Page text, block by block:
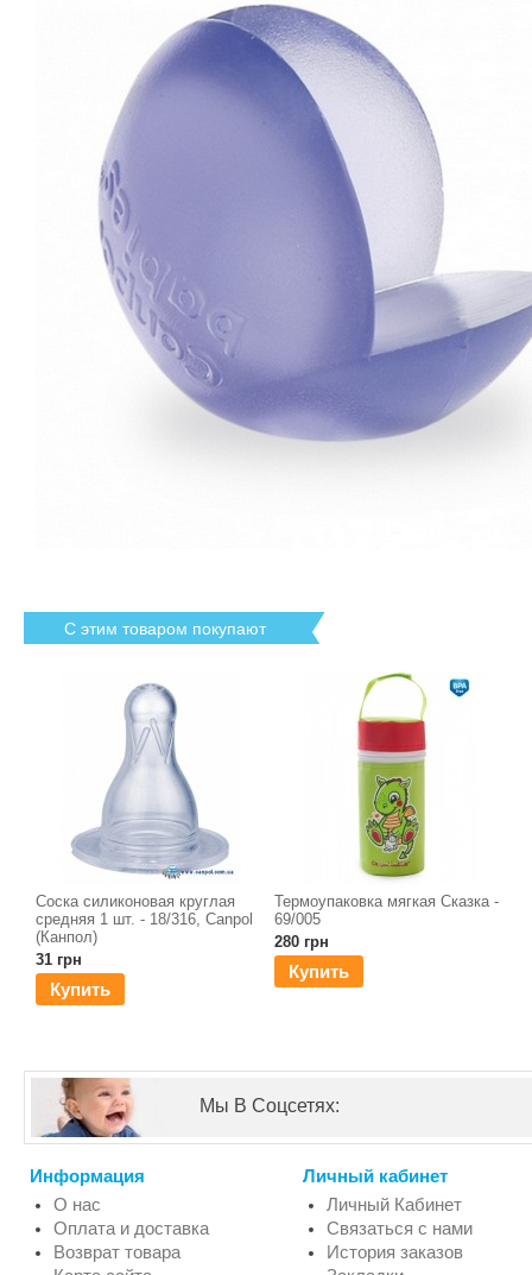
С этим товаром покупают
Соска силиконовая круглая
средняя 1 шт. - 18/316, Canpol
(Канпол)
31 грн
Купить
Термоупаковка мягкая Сказка -
69/005
280 грн
Купить
Мы В Соцсетях:
Информация
О нас
Оплата и доставка
Возврат товара
Личный кабинет
Личный Кабинет
Связаться с нами
История заказов